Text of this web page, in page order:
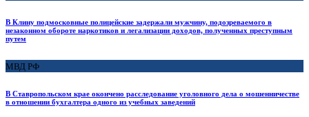
В Клину подмосковные полицейские задержали мужчину, подозреваемого в
незаконном обороте наркотиков и легализации доходов, полученных преступным
путем
МВД РФ
В Ставропольском крае окончено расследование уголовного дела о мошенничестве
в отношении бухгалтера одного из учебных заведений